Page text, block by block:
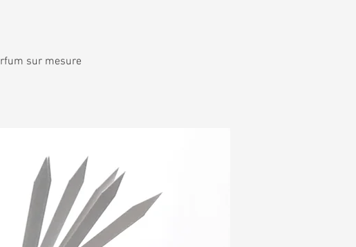
sur mesure